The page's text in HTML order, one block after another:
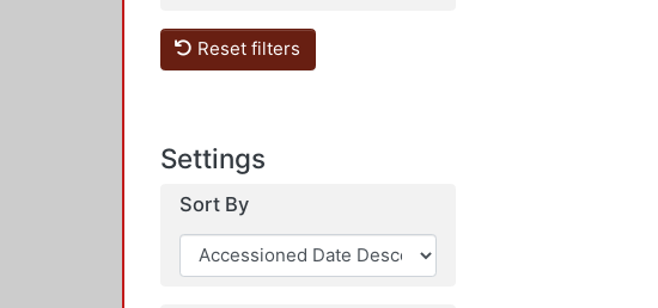
Reset filters
Settings
Sort By